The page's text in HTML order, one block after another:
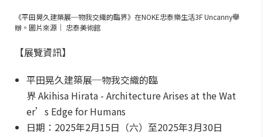
《平田晃久建築展─物我交織的臨界》在NOKE忠泰樂生活3F Uncanny舉
辦。圖片來源｜ 忠泰美術館
【展覽資訊】
平田晃久建築展─物我交織的臨
界 Akihisa Hirata - Architecture Arises at the Wat
er’s Edge for Humans
日期：2025年2月15日（六）至2025年3月30日